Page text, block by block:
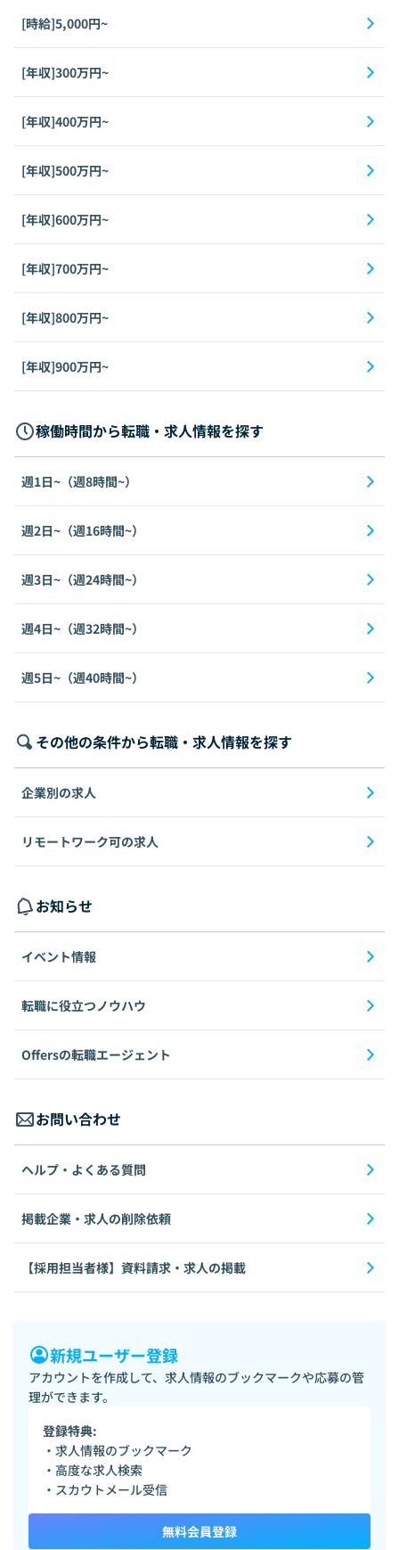
[時給]5,000円~
[年収]300万円~
[年収]400万円~
[年収]500万円~
[年収]600万円~
[年収]700万円~
[年収]800万円~
[年収]900万円~
稼働時間から転職・求人情報を探す
週1日~（週8時間~）
週2日~（週16時間~）
週3日~（週24時間~）
週4日~（週32時間~）
週5日~（週40時間~）
その他の条件から転職・求人情報を探す
企業別の求人
リモートワーク可の求人
お知らせ
イベント情報
転職に役立つノウハウ
Offersの転職エージェント
お問い合わせ
ヘルプ・よくある質問
掲載企業・求人の削除依頼
【採用担当者様】資料請求・求人の掲載
新規ユーザー登録
アカウントを作成して、求人情報のブックマークや応募の管
理ができます。
登録特典:
・求人情報のブックマーク
・高度な求人検索
・スカウトメール受信
無料会員登録